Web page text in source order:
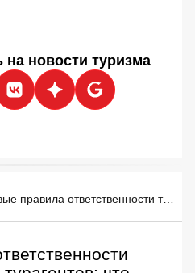
новости туризма
Новые правила ответственности туроператоров и турагентов: что изменится